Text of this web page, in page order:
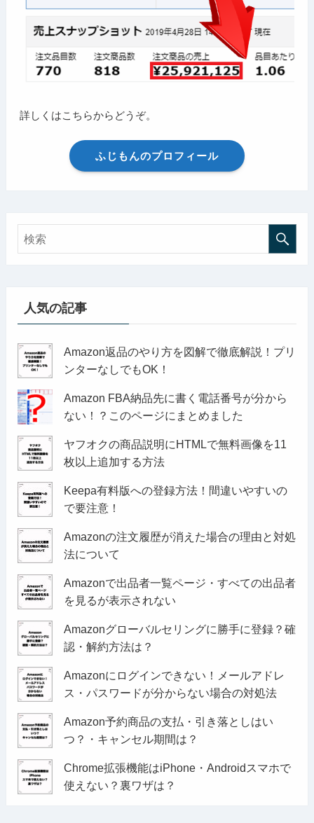
詳しくはこちらからどうぞ。
ふじもんのプロフィール
人気の記事
Amazon返品のやり方を図解で徹底解説！プリ
ンターなしでもOK！
Amazon FBA納品先に書く電話番号が分から
ない！？このページにまとめました
ヤフオクの商品説明にHTMLで無料画像を11
枚以上追加する方法
Keepa有料版への登録方法！間違いやすいの
で要注意！
Amazonの注文履歴が消えた場合の理由と対処
法について
Amazonで出品者一覧ページ・すべての出品者
を見るが表示されない
Amazonグローバルセリングに勝手に登録？確
認・解約方法は？
Amazonにログインできない！メールアドレ
ス・パスワードが分からない場合の対処法
Amazon予約商品の支払・引き落としはい
つ？・キャンセル期間は？
Chrome拡張機能はiPhone・Androidスマホで
使えない？裏ワザは？